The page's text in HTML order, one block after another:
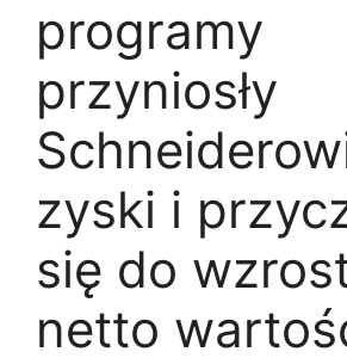
programy
przyniosły
zyski i
się do
netto